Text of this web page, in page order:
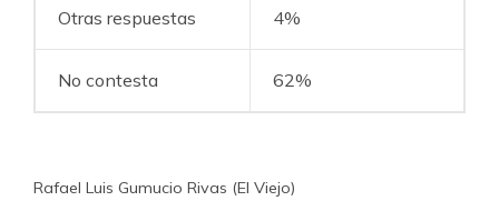
Otras respuestas 4%
No contesta 62%
Rafael Luis Gumucio Rivas (El Viejo)